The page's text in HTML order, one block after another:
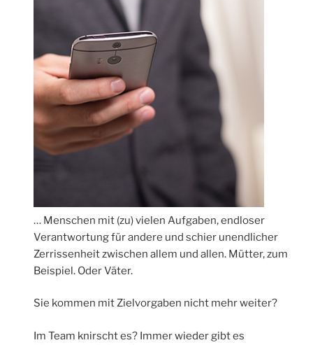
… Menschen mit (zu) vielen Aufgaben, endloser
Verantwortung für andere und schier unendlicher
Zerrissenheit zwischen allem und allen. Mütter, zum
Beispiel. Oder Väter.
Sie kommen mit Zielvorgaben nicht mehr weiter?
Im Team knirscht es? Immer wieder gibt es